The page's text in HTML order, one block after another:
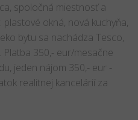
spoločná miestnosť a
okná, nová kuchyňa,
bytu sa nachádza Tesco,
Platba 350,- eur/mesačne
jeden nájom 350,- eur -
realitnej kancelárií za